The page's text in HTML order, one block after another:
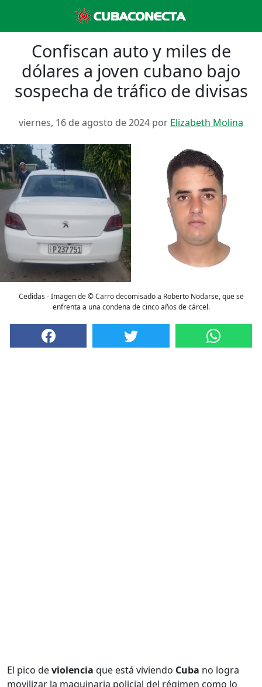
Confiscan auto y miles de
dólares a joven cubano bajo
sospecha de tráfico de divisas
viernes, 16 de agosto de 2024 por Elizabeth Molina
Cedidas - Imagen de © Carro decomisado a Roberto Nodarse, que se
enfrenta a una condena de cinco años de cárcel.
El pico deviolencia que está viviendo Cuba no logra
movilizar la maquinaria policial del régimen como lo